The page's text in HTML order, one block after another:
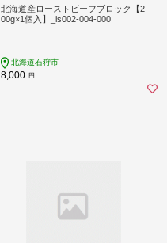
北海道産ローストビーフブロック【2
00g×1個入】_is002-004-000
北海道石狩市
8,000 円